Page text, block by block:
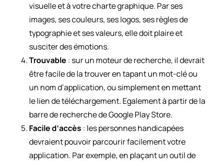
visuelle et à votre charte graphique. Par ses
images, ses couleurs, ses logos, ses règles de
typographie et ses valeurs, elle doit plaire et
susciter des émotions.
Trouvable : sur un moteur de recherche, il devrait
être facile de la trouver en tapant un mot-clé ou
un nom d’application, ou simplement en mettant
le lien de téléchargement. Egalement à partir de la
barre de recherche de Google Play Store.
Facile d’accès : les personnes handicapées
devraient pouvoir parcourir facilement votre
application. Par exemple, en plaçant un outil de